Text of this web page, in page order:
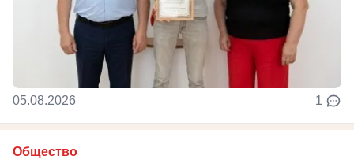
05.08.2026 1
Общество